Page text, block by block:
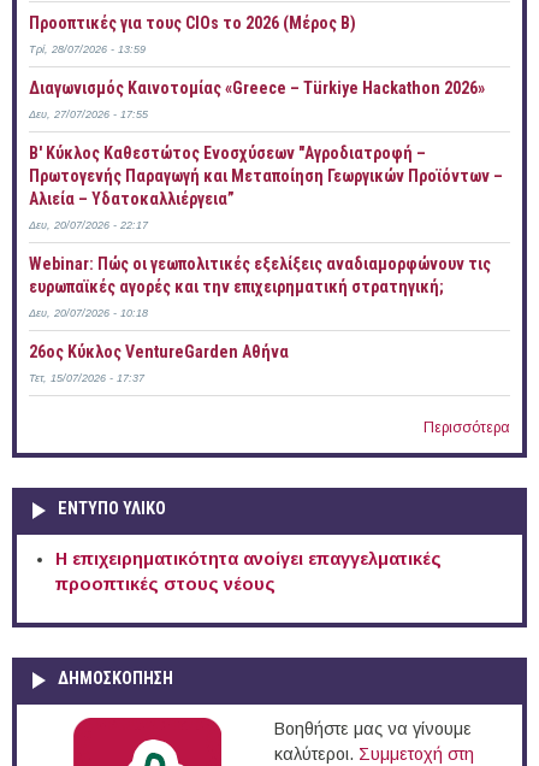
Προοπτικές για τους CIOs το 2026 (Μέρος Β)
Τρί, 28/07/2026 - 13:59
Διαγωνισμός Καινοτομίας «Greece – Türkiye Hackathon 2026»
Δευ, 27/07/2026 - 17:55
B' Κύκλος Καθεστώτος Ενοσχύσεων "Αγροδιατροφή –
Πρωτογενής Παραγωγή και Μεταποίηση Γεωργικών Προϊόντων –
Αλιεία – Υδατοκαλλιέργεια”
Δευ, 20/07/2026 - 22:17
Webinar: Πώς οι γεωπολιτικές εξελίξεις αναδιαμορφώνουν τις
ευρωπαϊκές αγορές και την επιχειρηματική στρατηγική;
Δευ, 20/07/2026 - 10:18
26ος Κύκλος VentureGarden Αθήνα
Τετ, 15/07/2026 - 17:37
Περισσότερα
ΕΝΤΥΠΟ ΥΛΙΚΟ
Η επιχειρηματικότητα ανοίγει επαγγελματικές
προοπτικές στους νέους
ΔΗΜΟΣΚΟΠΗΣΗ
Βοηθήστε μας να γίνουμε
καλύτεροι. Συμμετοχή στη